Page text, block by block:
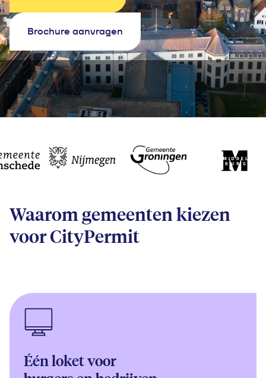
Brochure aanvragen
Waarom gemeenten kiezen
voor CityPermit
Één loket voor